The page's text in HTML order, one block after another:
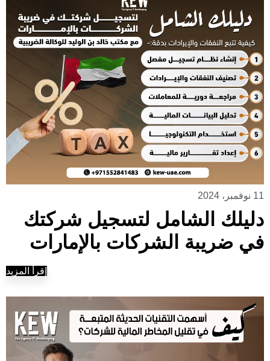
11 نوفمبر، 2024
دليلك الشامل لتسجيل شركتك
في ضريبة الشركات بالإمارات
إقرأ المزيد